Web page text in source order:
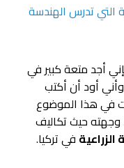
التي تدرس الهندسة
أجد متعة كبير في
أود أن أكتب
في هذا الموضوع
وجهته حيث تكاليف
في تركيا.